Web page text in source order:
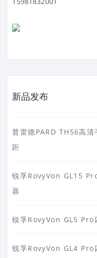
新品发布
普雷德PARD TH56高
距
锐孚RovyVon GL15
器
锐孚RovyVon GL5 Pro
锐孚RovyVon GL4 Pro